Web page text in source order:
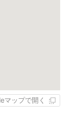
マップで開く